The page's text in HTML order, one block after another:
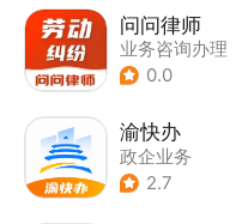
问问律师
业务咨询办理
0.0
渝快办
政企业务
2.7